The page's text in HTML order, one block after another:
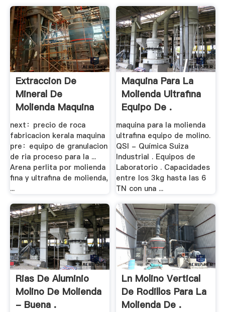
Extraccion De
Mineral De
Molienda Maquina
De .
next：precio de roca
fabricacion kerala maquina
pre：equipo de granulacion
de ria proceso para la ...
Arena perlita por molienda
fina y ultrafina de molienda,
...
Maquina Para La
Molienda Ultrafina
Equipo De .
maquina para la molienda
ultrafina equipo de molino.
QSI - Química Suiza
Industrial . Equipos de
Laboratorio . Capacidades
entre los 3kg hasta las 6
TN con una ...
Rias De Aluminio
Molino De Molienda
- Buena .
Ln Molino Vertical
De Rodillos Para La
Molienda De .